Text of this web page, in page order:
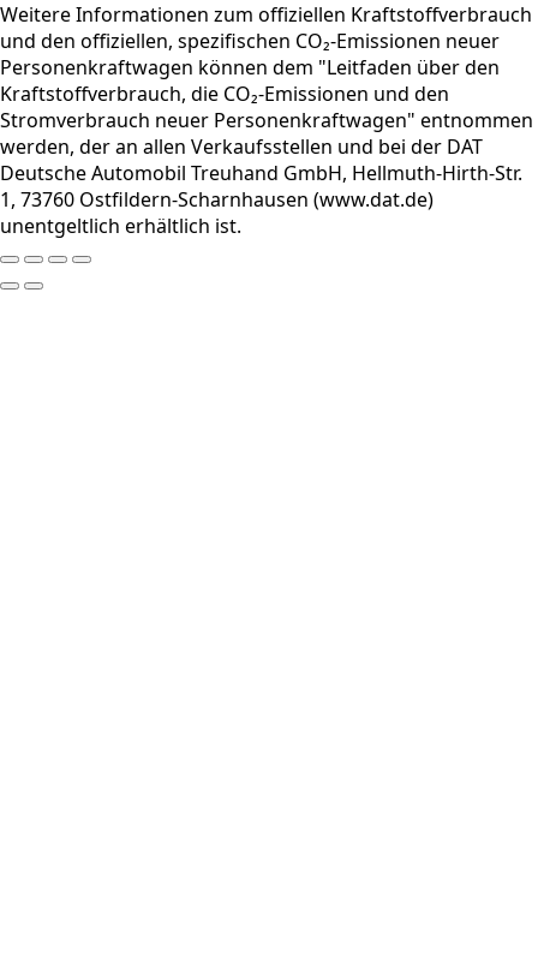
Weitere Informationen zum offiziellen Kraftstoffverbrauch
und den offiziellen, spezifischen CO₂-Emissionen neuer
Personenkraftwagen können dem "Leitfaden über den
Kraftstoffverbrauch, die CO₂-Emissionen und den
Stromverbrauch neuer Personenkraftwagen" entnommen
werden, der an allen Verkaufsstellen und bei der DAT
Deutsche Automobil Treuhand GmbH, Hellmuth-Hirth-Str.
1, 73760 Ostfildern-Scharnhausen (www.dat.de)
unentgeltlich erhältlich ist.